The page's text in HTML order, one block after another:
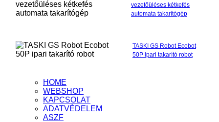
vezetőüléses kétkefés
automata takarítógép
TASKI GS Robot Ecobot
50P ipari takarító robot
HOME
WEBSHOP
KAPCSOLAT
ADATVÉDELEM
ASZF